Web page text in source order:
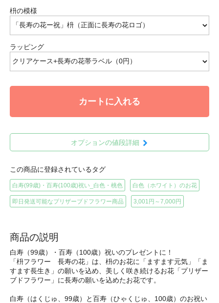
枡の模様
ラッピング
カートに入れる
オプションの値段詳細
この商品に登録されているタグ
白寿(99歳)・百寿(100歳)祝い_白色・桃色 白色（ホワイト）のお花
即日発送可能なプリザーブドフラワー商品 3,001円～7,000円
商品の説明
白寿（99歳）・百寿（100歳）祝いのプレゼントに！
「枡フラワー 長寿の花」は、枡のお花に「ますます元気」「ま
すます長生き」の願いを込め、美しく咲き続けるお花「プリザー
ブドフラワー」に長寿の願いを込めたお花です。
白寿（はくじゅ、99歳）と百寿（ひゃくじゅ、100歳）のお祝い